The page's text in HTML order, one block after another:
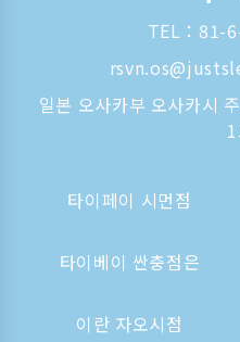
TEL： 81-
일본 오사카부 오사카시
타이페이 시먼점
타이베이 싼충점은
이란 자오시점